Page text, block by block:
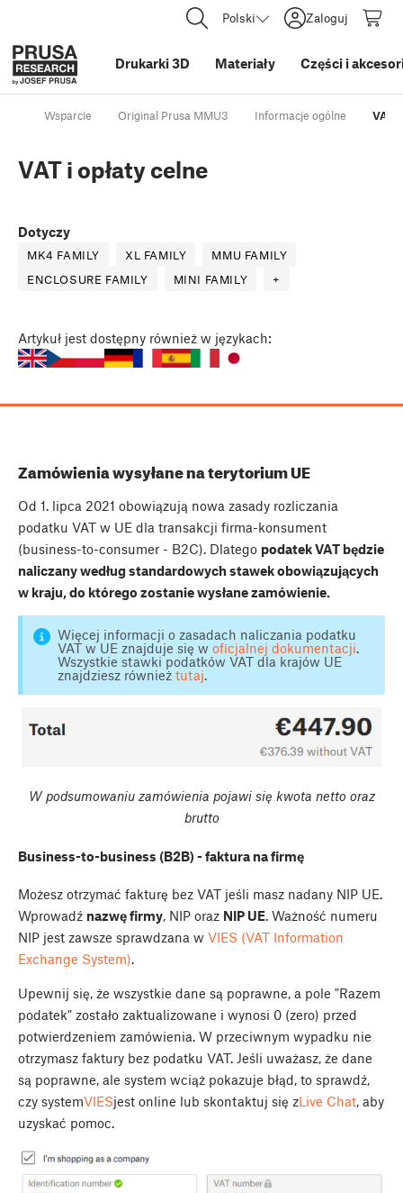
Polski Zaloguj
Drukarki 3D Materiały Części i
Wsparcie Original Prusa MMU3 Informacje ogólne VAT
VAT i opłaty celne
Dotyczy
MK4 FAMILY XL FAMILY
MMU FAMILY
ENCLOSURE FAMILY
MINI FAMILY +
Artykuł jest dostępny również w językach:
Zamówienia wysyłane na terytorium UE
Od 1. lipca 2021 obowiązują nowa zasady rozliczania
podatku VAT w UE dla transakcji firma-konsument
(business-to-consumer - B2C). Dlatego podatek VAT będzie
naliczany według standardowych stawek obowiązujących
w kraju, do którego zostanie wysłane zamówienie.
Więcej informacji o zasadach naliczania podatku
VAT w UE znajduje się w oficjalnej dokumentacji.
Wszystkie stawki podatków VAT dla krajów UE
znajdziesz również tutaj.
W podsumowaniu zamówienia pojawi się kwota netto oraz
brutto
Business-to-business (B2B) - faktura na firmę
Możesz otrzymać fakturę bez VAT jeśli masz nadany NIP UE.
Wprowadź nazwę firmy, NIP oraz NIP UE. Ważność numeru
NIP jest zawsze sprawdzana w VIES (VAT Information
Exchange System).
Upewnij się, że wszystkie dane są poprawne, a pole "Razem
podatek" zostało zaktualizowane i wynosi 0 (zero) przed
potwierdzeniem zamówienia. W przeciwnym wypadku nie
otrzymasz faktury bez podatku VAT. Jeśli uważasz, że dane
są poprawne, ale system wciąż pokazuje błąd, to sprawdź,
czy systemVIESjest online lub skontaktuj się zLive Chat, aby
uzyskać pomoc.